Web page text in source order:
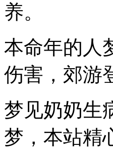
养。
本命年的人
伤害，郊游
梦见奶奶生
梦，本站精